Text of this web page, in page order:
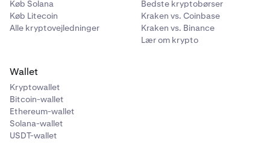
Køb Solana
Køb Litecoin
Alle kryptovejledninger
Bedste kryptobørser
Kraken vs. Coinbase
Kraken vs. Binance
Lær om krypto
Wallet
Kryptowallet
Bitcoin-wallet
Ethereum-wallet
Solana-wallet
USDT-wallet